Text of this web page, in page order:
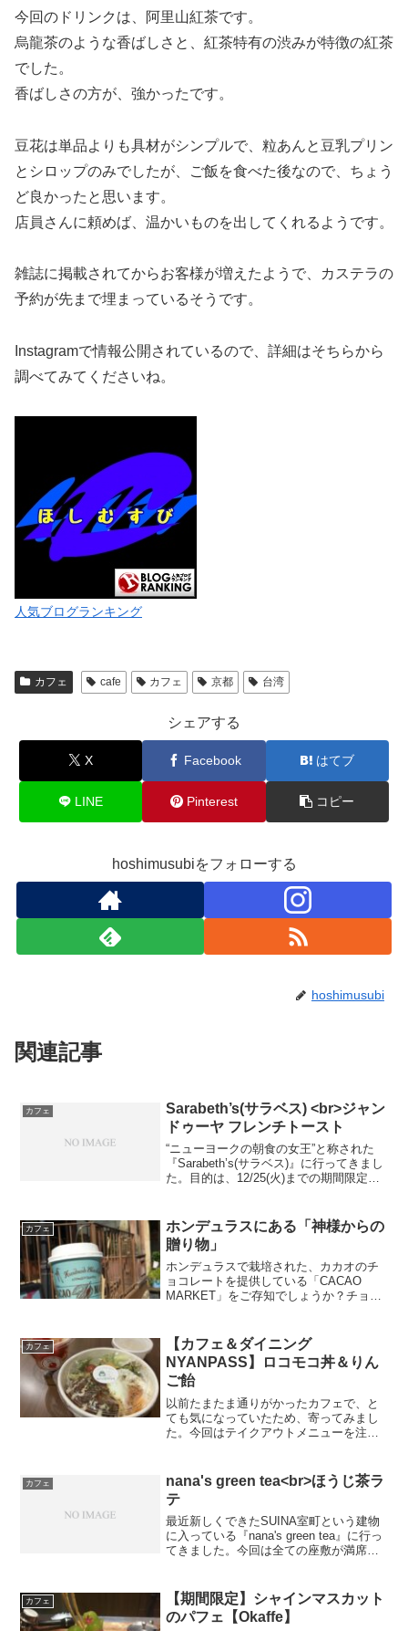
今回のドリンクは、阿里山紅茶です。
烏龍茶のような香ばしさと、紅茶特有の渋みが特徴の紅茶
でした。
香ばしさの方が、強かったです。
豆花は単品よりも具材がシンプルで、粒あんと豆乳プリン
とシロップのみでしたが、ご飯を食べた後なので、ちょう
ど良かったと思います。
店員さんに頼めば、温かいものを出してくれるようです。
雑誌に掲載されてからお客様が増えたようで、カステラの
予約が先まで埋まっているそうです。
Instagramで情報公開されているので、詳細はそちらから
調べてみてくださいね。
人気ブログランキング
カフェ cafe カフェ 京都 台湾
シェアする
X Facebook はてブ
LINE Pinterest コピー
hoshimusubiをフォローする
hoshimusubi
関連記事
カフェ
Sarabeth’s(サラベス) <br>ジャン
ドゥーヤ フレンチトースト
“ニューヨークの朝食の女王”と称された
『Sarabeth’s(サラベス)』に行ってきまし
た。目的は、12/25(火)までの期間限定メ
抜¥1,650)です。こちらのフレ...
カフェ
ホンデュラスにある「神様からの
贈り物」
ホンデュラスで栽培された、カカオのチ
ョコレートを提供している「CACAO
MARKET」をご存知でしょうか？チョコ
商品を紹介します。ロイヤルミルクティ
ーチョコレート（税抜...
カフェ
【カフェ＆ダイニング
NYANPASS】ロコモコ丼＆りん
ご飴
以前たまたま通りがかったカフェで、と
ても気になっていたため、寄ってみまし
た。今回はテイクアウトメニューを注文
感があり、美味しかったです。ソースが
好きです。豚汁のよう...
カフェ
nana's green tea<br>ほうじ茶ラ
テ
最近新しくできたSUINA室町という建物
に入っている『nana's green tea』に行っ
てきました。今回は全ての座敷が満席だ
私は今回ほうじ茶ラテM(税込￥470)...
カフェ
【期間限定】シャインマスカット
のパフェ【Okaffe】